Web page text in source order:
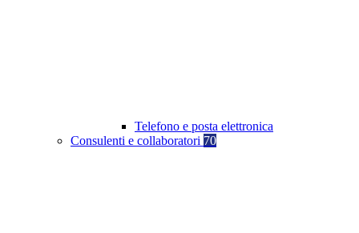
Telefono e posta elettronica
Consulenti e collaboratori 70